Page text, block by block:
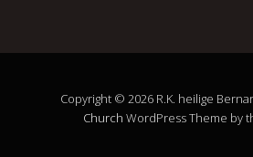
Copyright © 2026 R.K. heilige
Church WordPress Theme by